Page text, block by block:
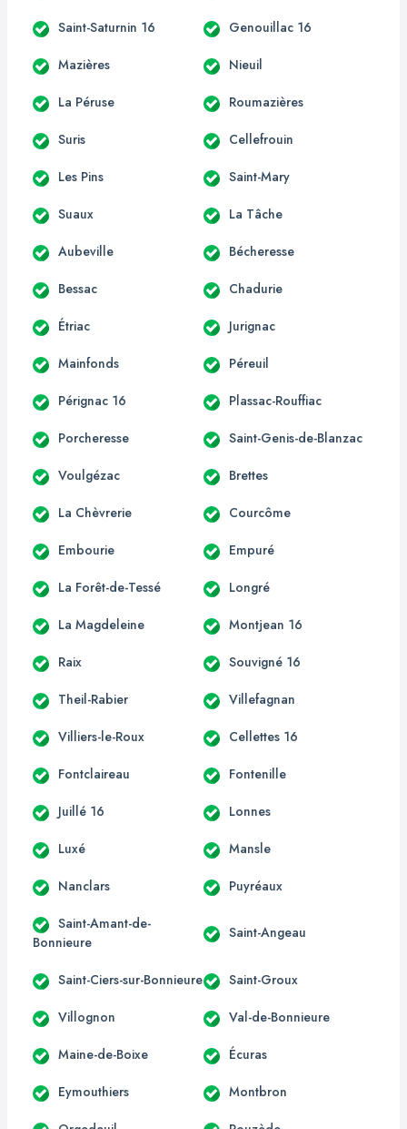
Saint-Saturnin 16 Genouillac 16
Mazières Nieuil
La Péruse Roumazières
Suris Cellefrouin
Les Pins Saint-Mary
Suaux La Tâche
Aubeville Bécheresse
Bessac Chadurie
Étriac Jurignac
Mainfonds Péreuil
Pérignac 16 Plassac-Rouffiac
Porcheresse Saint-Genis-de-Blanzac
Voulgézac Brettes
La Chèvrerie Courcôme
Embourie Empuré
La Forêt-de-Tessé Longré
La Magdeleine Montjean 16
Raix Souvigné 16
Theil-Rabier Villefagnan
Villiers-le-Roux Cellettes 16
Fontclaireau Fontenille
Juillé 16 Lonnes
Luxé Mansle
Nanclars Puyréaux
Saint-Amant-de-
Bonnieure
Saint-Angeau
Saint-Ciers-sur-Bonnieure Saint-Groux
Villognon Val-de-Bonnieure
Maine-de-Boixe Écuras
Eymouthiers Montbron